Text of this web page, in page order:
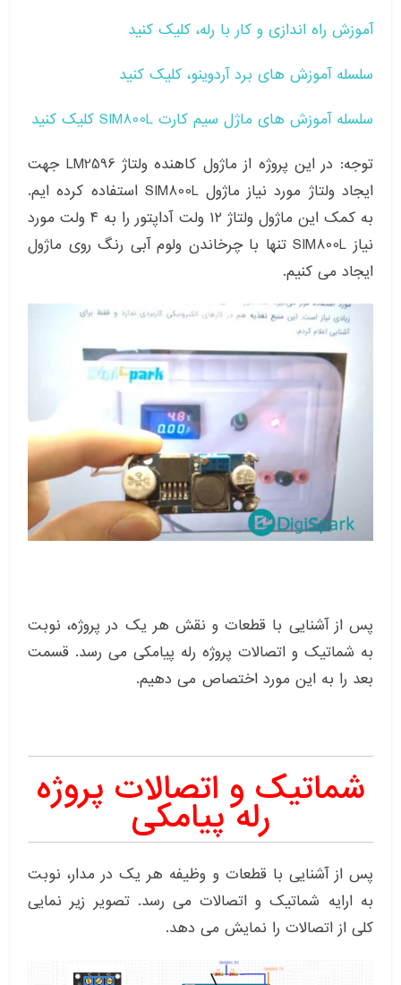
آموزش راه اندازی و کار با رله، کلیک کنید
سلسله آموزش های برد آردوینو، کلیک کنید
سلسله آموزش های ماژل سیم کارت SIM800L کلیک کنید
توجه: در این پروژه از ماژول کاهنده ولتاژ LM2596 جهت
ایجاد ولتاژ مورد نیاز ماژول SIM800L استفاده کرده ایم.
به کمک این ماژول ولتاژ ۱۲ ولت آداپتور را به ۴ ولت مورد
نیاز SIM800L تنها با چرخاندن ولوم آبی رنگ روی ماژول
ایجاد می کنیم.
پس از آشنایی با قطعات و نقش هر یک در پروژه، نوبت
به شماتیک و اتصالات پروژه رله پیامکی می رسد. قسمت
بعد را به این مورد اختصاص می دهیم.
شماتیک و اتصالات پروژه
رله پیامکی
پس از آشنایی با قطعات و وظیفه هر یک در مدار، نوبت
به ارایه شماتیک و اتصالات می رسد. تصویر زیر نمایی
کلی از اتصالات را نمایش می دهد.